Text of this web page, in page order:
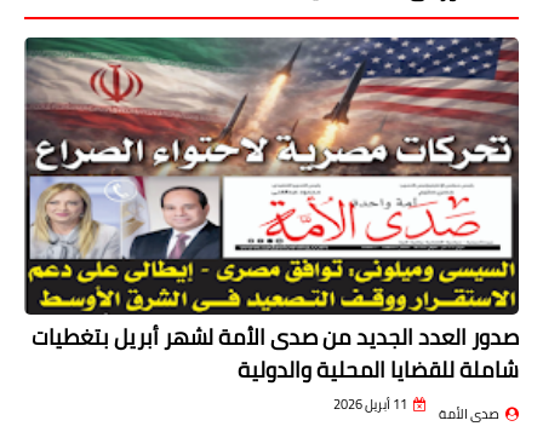
صدور العدد الجديد من صدى الأمة لشهر أبريل بتغطيات
شاملة للقضايا المحلية والدولية
صدى الأمة 11 أبريل 2026